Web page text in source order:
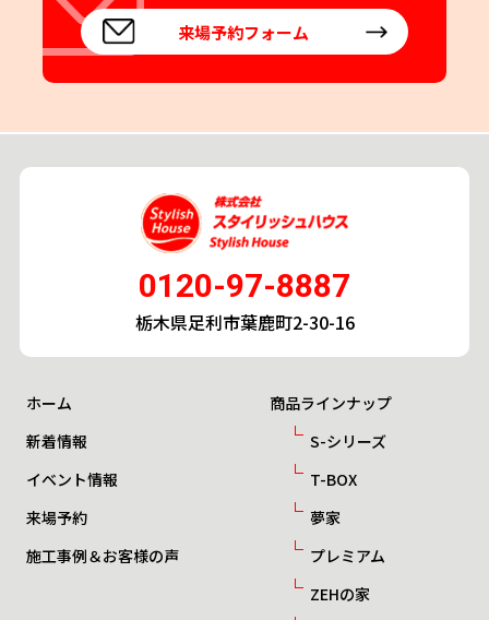
来場予約フォーム
0120-97-8887
栃木県足利市葉鹿町2-30-16
ホーム
新着情報
イベント情報
来場予約
施工事例＆お客様の声
商品ラインナップ
S-シリーズ
T-BOX
夢家
プレミアム
ZEHの家